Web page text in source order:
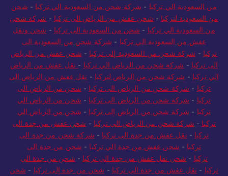
من السعودية الي تركيا - شركة شحن من السعودية الي تركيا - شحن
من السعودية لتركيا - شحن عفش من الرياض الى تركيا - شركة شحن
من السعودية الي تركيا - شحن من السعودية الى تركيا - شحن ونقل
عفش من السعودية الي تركيا - شركة شحن من السعودية الى
تركيا - شركة شحن من السعودية إلى تركيا - شحن عفش من الرياض
الى تركيا - شركة شحن من الرياض الي تركيا - نقل عفش من الرياض
الي تركيا - شركة شحن من الرياض لتركيا - نقل عفش من الرياض الى
تركيا - شركة شحن من الرياض الى تركيا - شحن من الرياض الى
تركيا - شركة شحن من الرياض الى تركيا - شحن من الرياض الي
تركيا - شركة شحن من الرياض إلى تركيا - شحن من الرياض الي
تركيا - شركة شحن من الرياض الي تركيا - شحن عفش من جدة الى
تركيا - نقل عفش من جدة الى تركيا - شركة شحن من جدة الى
تركيا - شحن عفش من جدة الي تركيا - شحن من جدة الى
تركيا - شحن نقل عفش من جدة الى تركيا - شحن من جدة الي
تركيا - نقل عفش من جدة الى تركيا - شحن من جدة إلى تركيا - شحن